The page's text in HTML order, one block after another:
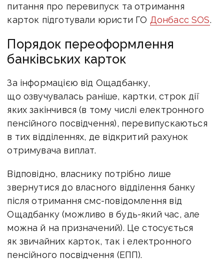
питання про перевипуск та отримання
карток підготували юристи ГО Донбасс SOS.
Порядок переоформлення
банківських карток
За інформацією від Ощадбанку,
що озвучувалась раніше, картки, строк дії
яких закінчився (в тому числі електронного
пенсійного посвідчення), перевипускаються
в тих відділеннях, де відкритий рахунок
отримувача виплат.
Відповідно, власнику потрібно лише
звернутися до власного відділення банку
після отримання смс-повідомлення від
Ощадбанку (можливо в будь-який час, але
можна й на призначений). Це стосується
як звичайних карток, так і електронного
пенсійного посвідчення (ЕПП).